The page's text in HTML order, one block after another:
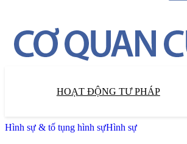
HOẠT ĐỘNG TƯ PHÁP
Hình sự & tố tụng hình sựHình sự